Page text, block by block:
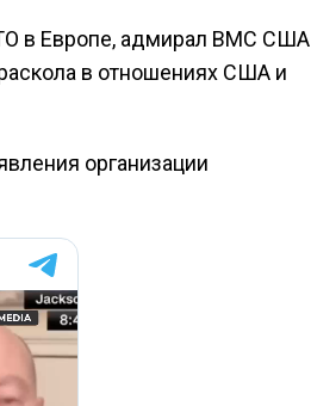
в Европе, адмирал ВМС США
в отношениях США и
организации